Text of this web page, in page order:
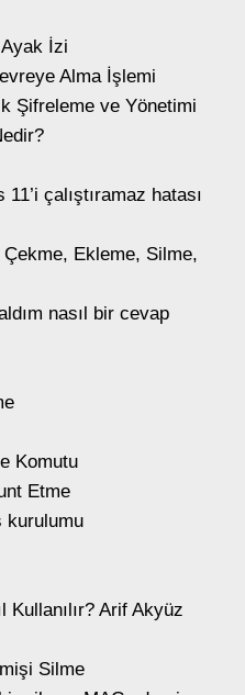
İzi
Alma İşlemi
Şifreleme ve Yönetimi
çalıştıramaz hatası
Ekleme, Silme,
nasıl bir cevap
Komutu
Etme
kurulumu
Kullanılır? Arif Akyüz
Silme